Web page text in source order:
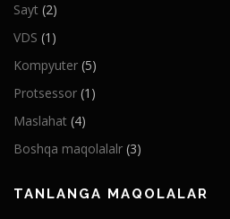
Sayt (2)
VDS (1)
Kompyuter (5)
Protsessor (1)
Maslahat (4)
Boshqa maqolalalr (3)
TANLANGA MAQOLALAR